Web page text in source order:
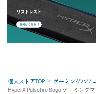
個人ストアTOP ゲーミングパソ
HyperX Pulsefire Saga ゲーミング